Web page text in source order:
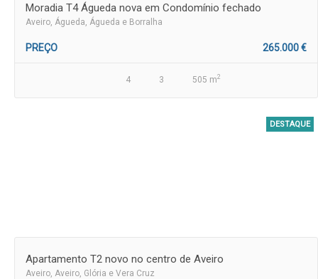
Moradia T4 Águeda nova em Condomínio fechado
Aveiro , Águeda, Águeda e Borralha
PREÇO 265.000 €
4 3 505 m2
DESTAQUE
Apartamento T2 novo no centro de Aveiro
Aveiro , Aveiro, Glória e Vera Cruz